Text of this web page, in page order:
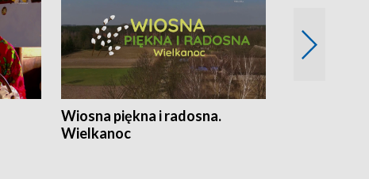
Wiosna piękna i radosna.
Wielkanoc